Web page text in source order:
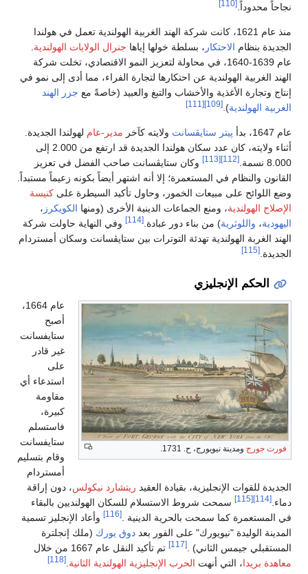
الغربية الهولندية تعمل في هولندا
إياهاجنرال الولايات الهولندية.
لتعزيز النمو الاقتصادي، تخلت شركة
لتجارة الفراء، مما أدى إلى نمو في
والعبيد (خاصةً معجزر الهند
كآخر مدير-عاملهولندا الجديدة.
أثناء ولايته، كان عدد سكان هولندا الجديدة قد ارتفع من 2.000 إلى
صاحب الفضل في تعزيز
اشتهر أيضاً بكونه زعيماً مستبداً.
تأكيد السيطرة علىكنيسة
الأخرى (ومنهاالكويكرز،
وفي النهاية حاولت شركة
بين ستايڤسانت وسكان أمستردام
عام 1664،
أصبح
ستايفسانت
غير قادر
على
استدعاء أي
مقاومة
كبيرة،
فاستسلم
ستايفسانت
وقام بتسليم
ريتشارد نيكولس، دون إراقة
للسكان الهولنديين بالبقاء
.
[116]
وأعاد الإنجليز تسمية
بعددوق يورك(ملك إنجلترة
النقل عام 1667 من خلال
الهولندية الثانية [118]